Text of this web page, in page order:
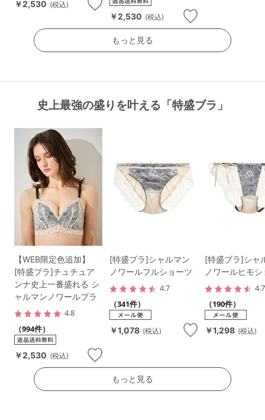
￥2,530 (税込)
￥2,530 (税込)
もっと見る
史上最強の盛りを叶える「特盛ブラ」
【WEB限定色追加】
[特盛ブラ]チュチュア
ンナ史上一番盛れる シ
ャルマンノワールブラ
4.8
（994件）
￥2,530 (税込)
[特盛ブラ]シャルマン
ノワールフルショーツ
4.7
（341件）
￥1,078 (税込)
[特盛ブラ]シャ
ノワールヒモ
4.7
（190件）
￥1,298 (税込)
もっと見る